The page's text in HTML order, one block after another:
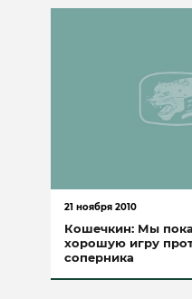
21 ноября 2010
Кошечкин: Мы
хорошую игру
соперника